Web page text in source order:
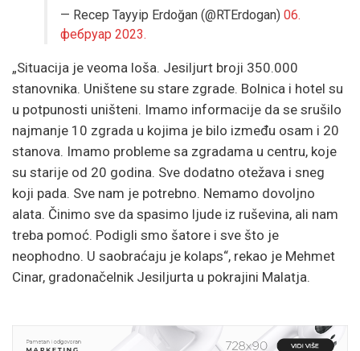
— Recep Tayyip Erdoğan (@RTErdogan) 06.
фебруар 2023.
„Situacija je veoma loša. Jesiljurt broji 350.000
stanovnika. Uništene su stare zgrade. Bolnica i hotel su
u potpunosti uništeni. Imamo informacije da se srušilo
najmanje 10 zgrada u kojima je bilo između osam i 20
stanova. Imamo probleme sa zgradama u centru, koje
su starije od 20 godina. Sve dodatno otežava i sneg
koji pada. Sve nam je potrebno. Nemamo dovoljno
alata. Činimo sve da spasimo ljude iz ruševina, ali nam
treba pomoć. Podigli smo šatore i sve što je
neophodno. U saobraćaju je kolaps“, rekao je Mehmet
Cinar, gradonačelnik Jesiljurta u pokrajini Malatja.